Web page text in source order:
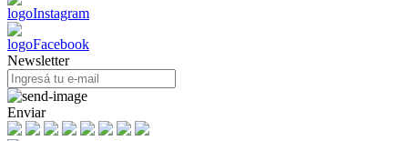
Newsletter
Enviar